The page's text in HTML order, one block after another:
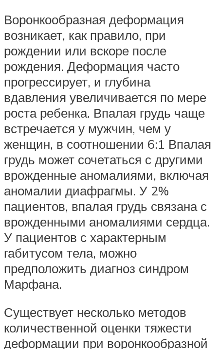
Воронкообразная деформация
возникает, как правило, при
рождении или вскоре после
рождения. Деформация часто
прогрессирует, и глубина
вдавления увеличивается по мере
роста ребенка. Впалая грудь чаще
встречается у мужчин, чем у
женщин, в соотношении 6:1 Впалая
грудь может сочетаться с другими
врожденные аномалиями, включая
аномалии диафрагмы. У 2%
пациентов, впалая грудь связана с
врожденными аномалиями сердца.
У пациентов с характерным
габитусом тела, можно
предположить диагноз синдром
Марфана.
Существует несколько методов
количественной оценки тяжести
деформации при воронкообразной